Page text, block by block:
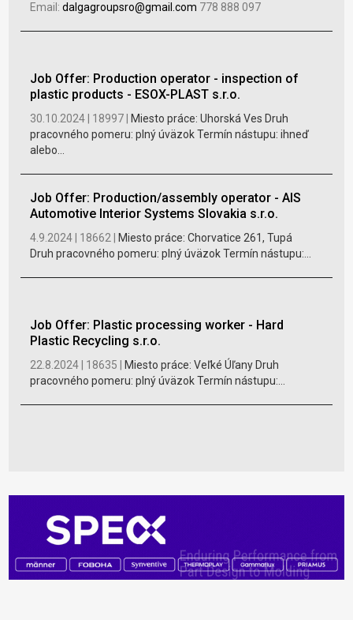
Email:dalgagroupsro@gmail.com 778 888 097
Job Offer: Production operator - inspection of
plastic products - ESOX-PLAST s.r.o.
30.10.2024 | 18997 |
Miesto práce: Uhorská Ves Druh
pracovného pomeru: plný úväzok Termín nástupu: ihneď
alebo...
Job Offer: Production/assembly operator - AIS
Automotive Interior Systems Slovakia s.r.o.
4.9.2024 | 18662 |
Miesto práce: Chorvatice 261, Tupá
Druh pracovného pomeru: plný úväzok Termín nástupu:...
Job Offer: Plastic processing worker - Hard
Plastic Recycling s.r.o.
22.8.2024 | 18635 |
Miesto práce: Veľké Úľany Druh
pracovného pomeru: plný úväzok Termín nástupu:...